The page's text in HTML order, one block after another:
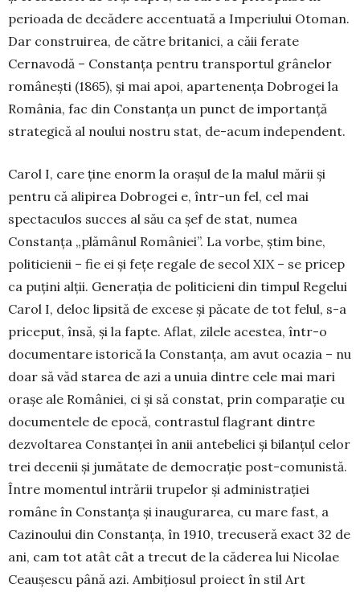
perioada de decădere accentuată a Imperiului Otoman.
Dar construirea, de către britanici, a căii ferate
Cernavodă – Constanța pentru transportul grânelor
românești (1865), și mai apoi, apartenența Dobrogei la
România, fac din Constanța un punct de importanță
strategică al noului nostru stat, de-acum independent.
Carol I, care ține enorm la orașul de la malul mării și
pentru că alipirea Dobrogei e, într-un fel, cel mai
spectaculos succes al său ca șef de stat, numea
Constanța „plămânul României”. La vorbe, știm bine,
politicienii – fie ei și fețe regale de secol XIX – se pricep
ca puțini alții. Generația de politicieni din timpul Regelui
Carol I, deloc lipsită de excese și păcate de tot felul, s-a
priceput, însă, și la fapte. Aflat, zilele acestea, într-o
documentare istorică la Constanța, am avut ocazia – nu
doar să văd starea de azi a unuia dintre cele mai mari
orașe ale României, ci și să constat, prin comparație cu
documentele de epocă, contrastul flagrant dintre
dezvoltarea Constanței în anii antebelici și bilanțul celor
trei decenii și jumătate de democrație post-comunistă.
Între momentul intrării trupelor și administrației
române în Constanța și inaugurarea, cu mare fast, a
Cazinoului din Constanța, în 1910, trecuseră exact 32 de
ani, cam tot atât cât a trecut de la căderea lui Nicolae
Ceaușescu până azi. Ambițiosul proiect în stil Art